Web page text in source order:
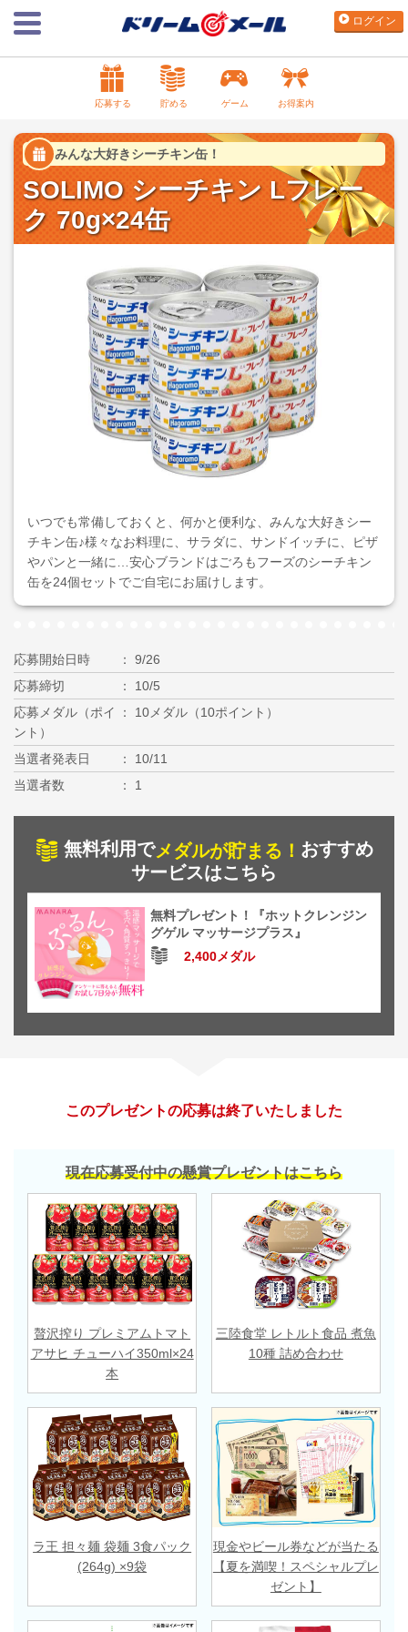
ログイン
応募する 貯める ゲーム お得案内
みんな大好きシーチキン缶！
SOLIMO シーチキン Lフレー
ク 70g×24缶
いつでも常備しておくと、何かと便利な、みんな大好きシー
チキン缶♪様々なお料理に、サラダに、サンドイッチに、ピザ
やパンと一緒に…安心ブランドはごろもフーズのシーチキン
缶を24個セットでご自宅にお届けします。
応募開始日時
9/26
応募締切
10/5
応募メダル（ポイ
ント）
10メダル（10ポイント）
当選者発表日
10/11
当選者数
1
無料利用でメダルが貯まる！ おすすめ
サービスはこちら
無料プレゼント！『ホットクレンジン
グゲル マッサージプラス』
2,400メダル
このプレゼントの応募は終了いたしました
現在応募受付中の懸賞プレゼントはこちら
贅沢搾り プレミアムトマト
アサヒ チューハイ350ml×24
本
三陸食堂 レトルト食品 煮魚
10種 詰め合わせ
ラ王 担々麺 袋麺 3食パック
(264g) ×9袋
現金やビール券などが当たる
【夏を満喫！スペシャルプレ
ゼント】